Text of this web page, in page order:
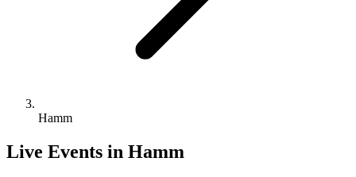
Hamm
Live Events in Hamm